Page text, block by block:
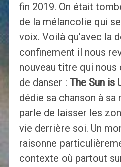
fin 2019. On était
de la mélancolie qui
voix. Voilà qu’avec la
confinement il nous
nouveau titre qui
de danser : The Sun is
dédie sa chanson à sa
parle de laisser les
vie derrière soi. Un
raisonne
contexte où partout